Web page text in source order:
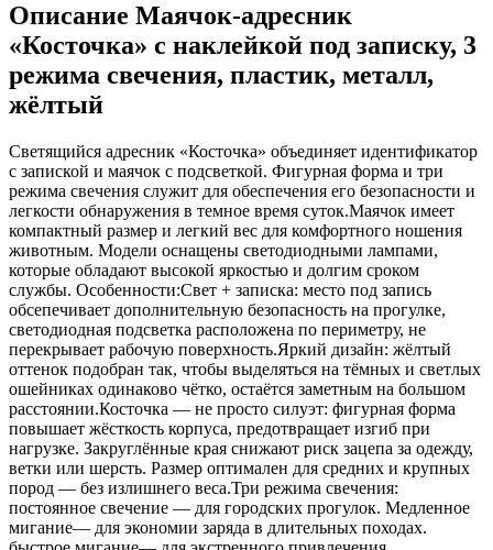
Описание Маячок-адресник
«Косточка» с наклейкой под записку, 3
режима свечения, пластик, металл,
жёлтый
Светящийся адресник «Косточка» объединяет идентификатор
с запиской и маячок с подсветкой. Фигурная форма и три
режима свечения служит для обеспечения его безопасности и
легкости обнаружения в темное время суток.Маячок имеет
компактный размер и легкий вес для комфортного ношения
животным. Модели оснащены светодиодными лампами,
которые обладают высокой яркостью и долгим сроком
службы. Особенности:Свет + записка: место под запись
обсепечивает дополнительную безопасность на прогулке,
светодиодная подсветка расположена по периметру, не
перекрывает рабочую поверхность.Яркий дизайн: жёлтый
оттенок подобран так, чтобы выделяться на тёмных и светлых
ошейниках одинаково чётко, остаётся заметным на большом
расстоянии.Косточка — не просто силуэт: фигурная форма
повышает жёсткость корпуса, предотвращает изгиб при
нагрузке. Закруглённые края снижают риск зацепа за одежду,
ветки или шерсть. Размер оптимален для средних и крупных
пород — без излишнего веса.Три режима свечения:
постоянное свечение — для городских прогулок. Медленное
мигание— для экономии заряда в длительных походах.